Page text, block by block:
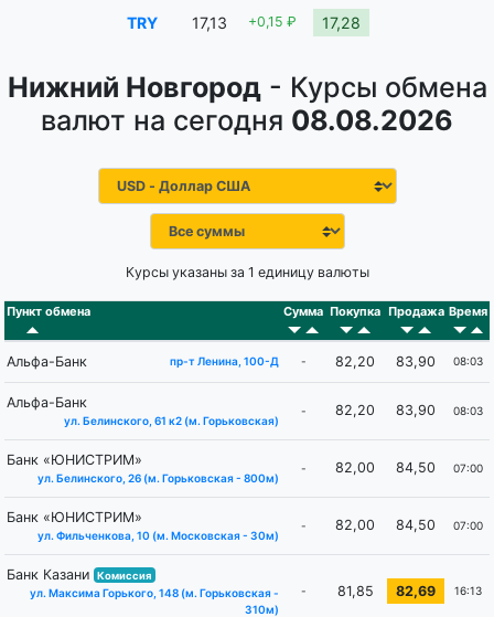
Нижний Новгород- Курсы обмена
валют на сегодня 08.08.2026
Курсы указаны за 1 единицу валюты
Пункт обмена Сумма Покупка Продажа Время
Альфа-Банк пр-т Ленина, 100-Д - 82,20 83,90 08:03
Альфа-Банк
ул. Белинского, 61 к2 (м. Горьковская)
- 82,20 83,90 08:03
Банк «ЮНИСТРИМ»
ул. Белинского, 26 (м. ​Горьковская - 800м)
- 82,00 84,50 07:00
Банк «ЮНИСТРИМ»
ул. Фильченкова, 10 (м. ​Московская - 30м)
- 82,00 84,50 07:00
Банк Казани Комиссия
ул. Максима Горького, 148 (м. Горьковская -
310м)
- 81,85 82,69 16:13
TRY 17,13 +0,15 ₽ 17,28